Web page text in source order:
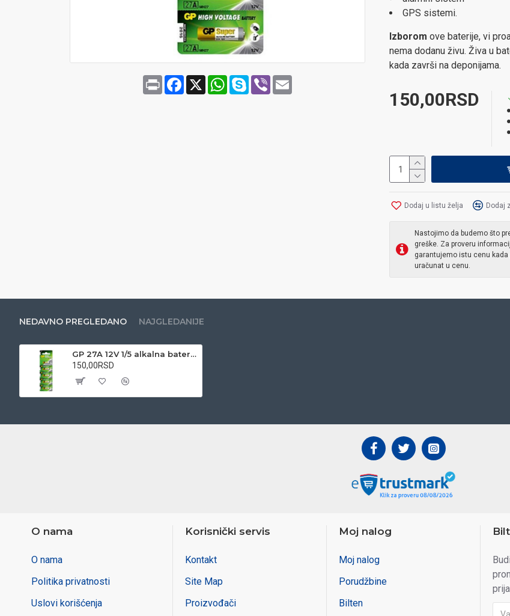
Print Facebook
X WhatsApp
SkypeViber
GPS sistemi.
Izborom ove baterije, vi
nema dodanu živu. Živa u
kada završi na deponijama.
150,00RSD
Dodaj u listu želja Dodaj
Nastojimo da budemo što
greške. Za proveru
garantujemo istu cenu kada
uračunat u cenu.
NEDAVNO PREGLEDANO NAJGLEDANIJE
GP 27A 12V 1/5 alkalna baterija
150,00RSD
O nama
O nama
Politika privatnosti
Uslovi korišćenja
Korisnički servis
Kontakt
Site Map
Proizvođači
Moj nalog
Moj nalog
Porudžbine
Bilten